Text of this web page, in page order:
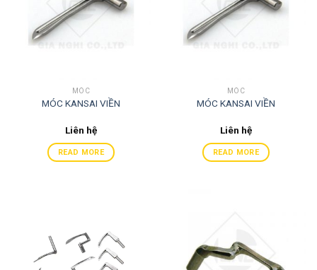
MÓC
MÓC KANSAI VIỀN
Liên hệ
READ MORE
MÓC
MÓC KANSAI VIỀN
Liên hệ
READ MORE